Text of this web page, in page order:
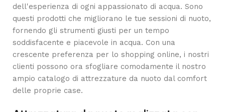
dell'esperienza di ogni appassionato di acqua. Sono
questi prodotti che migliorano le tue sessioni di nuoto,
fornendo gli strumenti giusti per un tempo
soddisfacente e piacevole in acqua. Con una
crescente preferenza per lo shopping online, i nostri
clienti possono ora sfogliare comodamente il nostro
ampio catalogo di attrezzature da nuoto dal comfort
delle proprie case.